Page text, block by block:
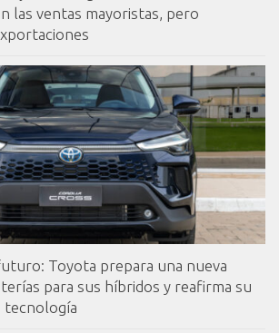
las ventas mayoristas, pero
Toyota prepara una nueva
para sus híbridos y reafirma su
tecnología